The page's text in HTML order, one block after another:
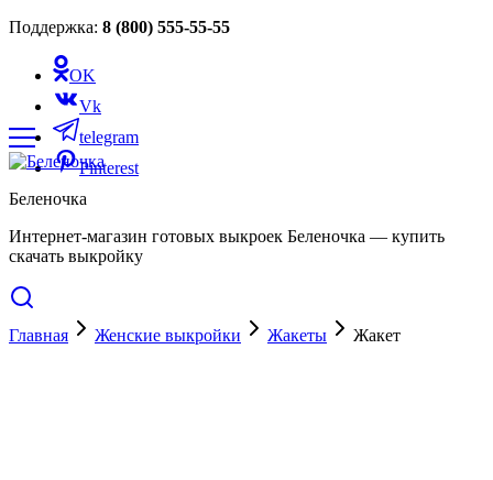
Поддержка: 8 (800) 555-55-55
OK
Vk
telegram
Pinterest
Беленочка
Интернет-магазин готовых выкроек Беленочка — купить
скачать выкройку
Главная Женские выкройки Жакеты
Жакет